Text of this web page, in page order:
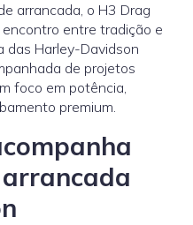
arrancada, o H3 Drag
encontro entre tradição e
das Harley-Davidson
de projetos
foco em potência,
premium.